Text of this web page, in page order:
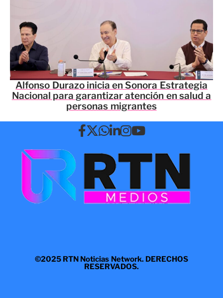
Alfonso Durazo inicia en Sonora Estrategia
Nacional para garantizar atención en salud a
personas migrantes
©2025 RTN Noticias Network. DERECHOS
RESERVADOS.